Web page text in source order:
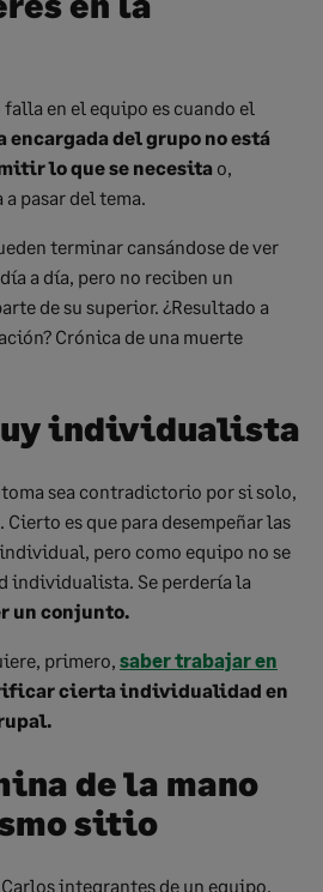
en el equipo es cuando el
del grupo no está
lo que se necesita o,
pasar del tema.
terminar cansándose de ver
a día, pero no reciben un
de su superior. ¿Resultado a
Crónica de una muerte
individualista
sea contradictorio por si solo,
es que para desempeñar las
pero como equipo no se
individualista. Se perdería la
un conjunto.
primero, saber trabajar en
cierta individualidad en
de la mano
sitio
integrantes de un equipo.